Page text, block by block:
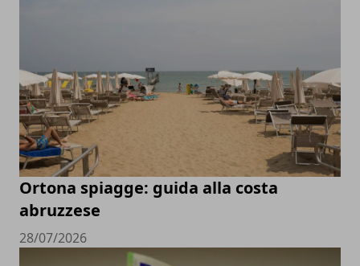
Ortona spiagge: guida alla costa
abruzzese
28/07/2026